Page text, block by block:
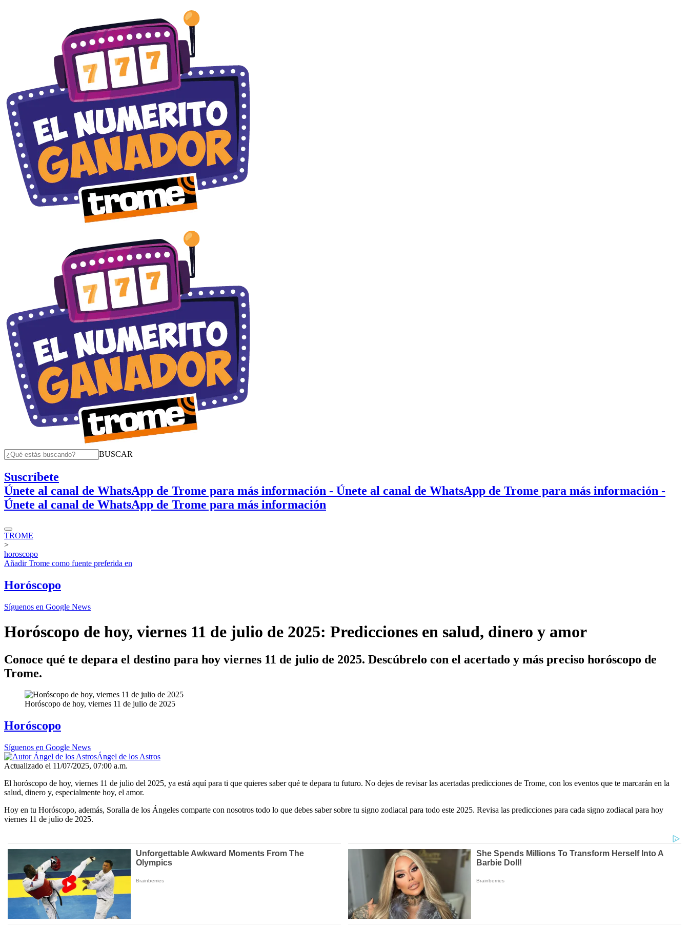
BUSCAR
Suscríbete
Únete al canal de WhatsApp de Trome para más información - Únete al canal de WhatsApp de Trome para más información -
Únete al canal de WhatsApp de Trome para más información
TROME
>
horoscopo
AñadirTrome como fuente preferida en
Horóscopo
Síguenos en Google News
Horóscopo de hoy, viernes 11 de julio de 2025: Predicciones en salud, dinero y amor
Conoce qué te depara el destino para hoy viernes 11 de julio de 2025. Descúbrelo con el acertado y más preciso horóscopo de
Trome.
Horóscopo de hoy, viernes 11 de julio de 2025
Horóscopo
Síguenos en Google News
Ángel de los Astros
Actualizado el 11/07/2025, 07:00 a.m.
El horóscopo de hoy, viernes 11 de julio del 2025, ya está aquí para ti que quieres saber qué te depara tu futuro. No dejes de revisar las acertadas predicciones de Trome, con los eventos que te marcarán en la
salud, dinero y, especialmente hoy, el amor.
Hoy en tu Horóscopo, además, Soralla de los Ángeles comparte con nosotros todo lo que debes saber sobre tu signo zodiacal para todo este 2025. Revisa las predicciones para cada signo zodiacal para hoy
viernes 11 de julio de 2025.